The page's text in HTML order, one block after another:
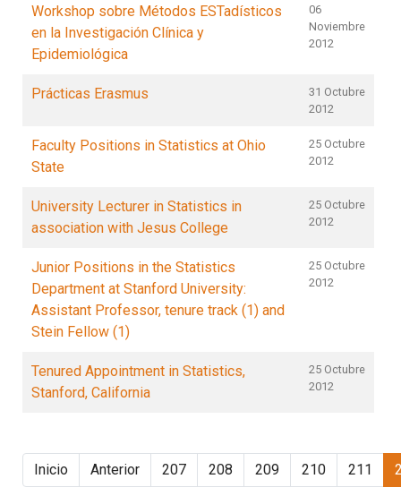
Workshop sobre Métodos ESTadísticos
en la Investigación Clínica y
Epidemiológica
06
Noviembre
2012
Prácticas Erasmus
31 Octubre
2012
Faculty Positions in Statistics at Ohio
State
25 Octubre
2012
University Lecturer in Statistics in
association with Jesus College
25 Octubre
2012
Junior Positions in the Statistics
Department at Stanford University:
Assistant Professor, tenure track (1) and
Stein Fellow (1)
25 Octubre
2012
Tenured Appointment in Statistics,
Stanford, California
25 Octubre
2012
Inicio Anterior 207 208 209 210 211